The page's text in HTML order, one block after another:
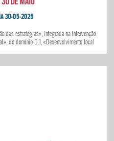
30-05-2025
das estratégias», integrada na intervenção
do domínio D.1, «Desenvolvimento local